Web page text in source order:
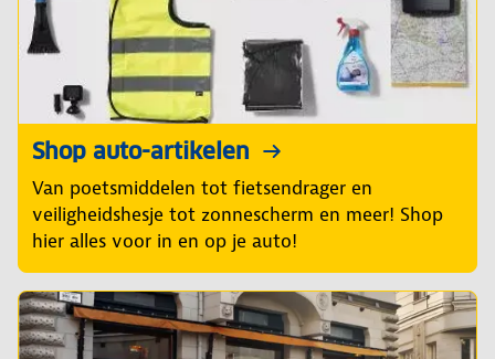
Shop auto-artikelen
Van poetsmiddelen tot fietsendrager en
veiligheidshesje tot zonnescherm en meer! Shop
hier alles voor in en op je auto!